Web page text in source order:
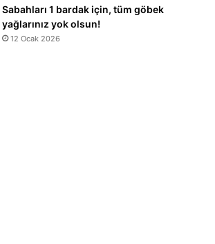
Sabahları 1 bardak için, tüm göbek
yağlarınız yok olsun!
12 Ocak 2026